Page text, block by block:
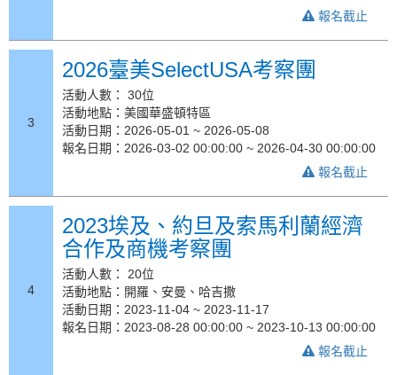
報名截止
3
2026臺美SelectUSA考察團
活動人數： 30位
活動地點：美國華盛頓特區
活動日期：2026-05-01 ~ 2026-05-08
報名日期：2026-03-02 00:00:00 ~ 2026-04-30 00:00:00
報名截止
4
2023埃及、約旦及索馬利蘭經濟
合作及商機考察團
活動人數： 20位
活動地點：開羅、安曼、哈吉撒
活動日期：2023-11-04 ~ 2023-11-17
報名日期：2023-08-28 00:00:00 ~ 2023-10-13 00:00:00
報名截止